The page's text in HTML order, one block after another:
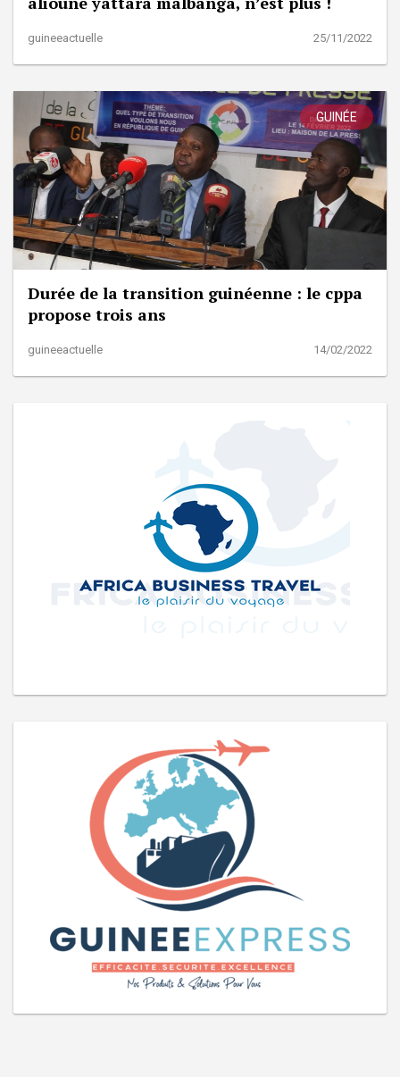
guineeactuelle 25/11/2022
GUINÉE
Durée de la transition guinéenne : le cppa
propose trois ans
guineeactuelle 14/02/2022